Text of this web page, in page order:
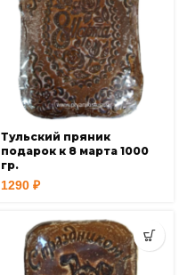
Тульский пряник
подарок к 8 марта 1000
гр.
1290 ₽